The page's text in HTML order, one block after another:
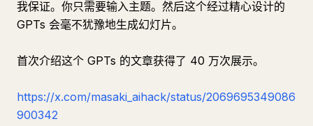
我保证。你只需要输入主题。然后这个经过精心设计的
GPTs 会毫不犹豫地生成幻灯片。
首次介绍这个 GPTs 的文章获得了 40 万次展示。
https://x.com/masaki_aihack/status/2069695349086
900342